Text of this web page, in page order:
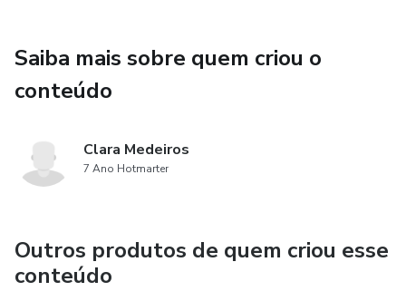
Baixe agora os e-books e comece hoje mesmo!
Saiba mais sobre quem criou o
conteúdo
Clara Medeiros
7 Ano Hotmarter
Outros produtos de quem criou esse
conteúdo